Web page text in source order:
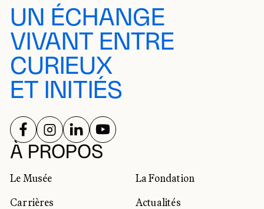
UN ÉCHANGE
VIVANT ENTRE
CURIEUX
ET INITIÉS
À PROPOS
Le Musée
La Fondation
Carrières
Actualités
RÉSEAUX SOCIAUX
SUIVEZ-NOUS SUR
SUIVEZ-NOUS SUR
SUIVEZ-NOUS SUR
SUIVEZ-NOUS SUR